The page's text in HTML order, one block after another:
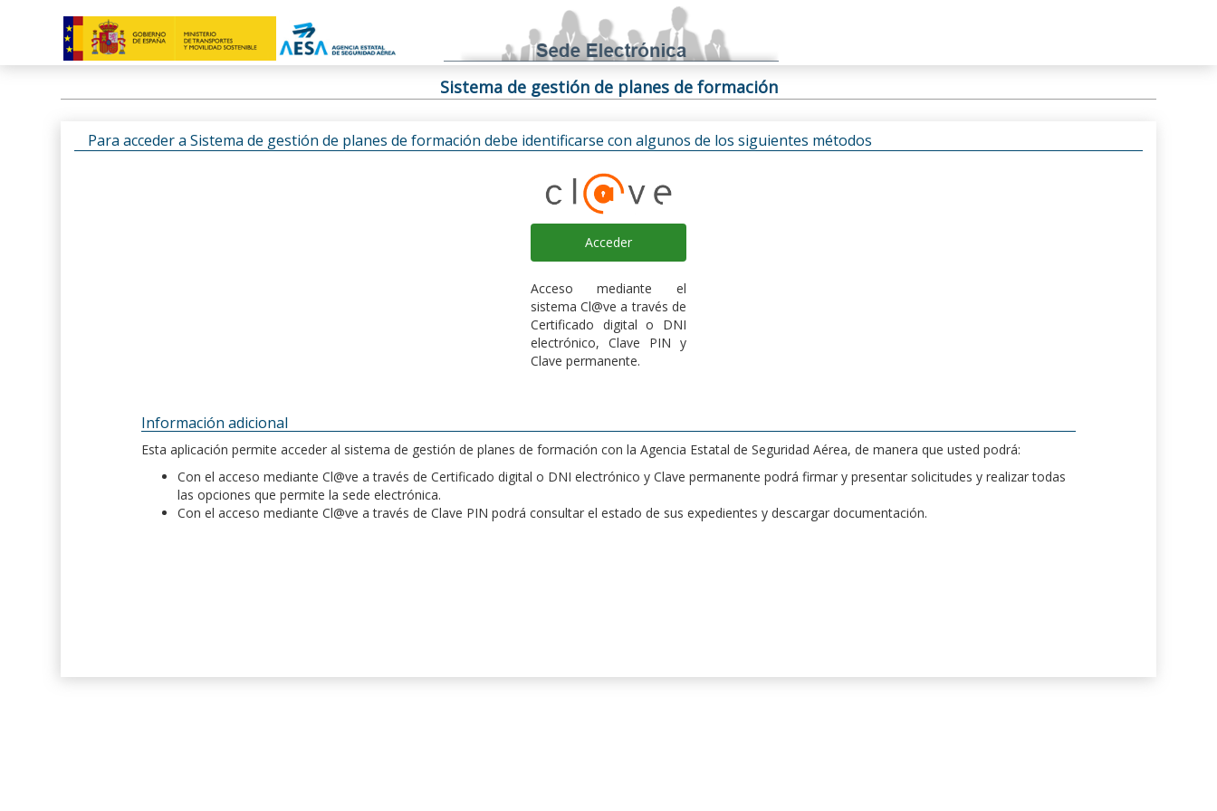
Sistema de gestión de planes de formación
Para acceder a Sistema de gestión de planes de formación debe identificarse con algunos de los siguientes métodos
Acceder
Acceso mediante el
sistema Cl@ve a través de
Certificado digital o DNI
electrónico, Clave PIN y
Clave permanente.
Información adicional
Esta aplicación permite acceder al sistema de gestión de planes de formación con la Agencia Estatal de Seguridad Aérea, de manera que usted podrá:
Con el acceso mediante Cl@ve a través de Certificado digital o DNI electrónico y Clave permanente podrá firmar y presentar solicitudes y realizar todas
las opciones que permite la sede electrónica.
Con el acceso mediante Cl@ve a través de Clave PIN podrá consultar el estado de sus expedientes y descargar documentación.